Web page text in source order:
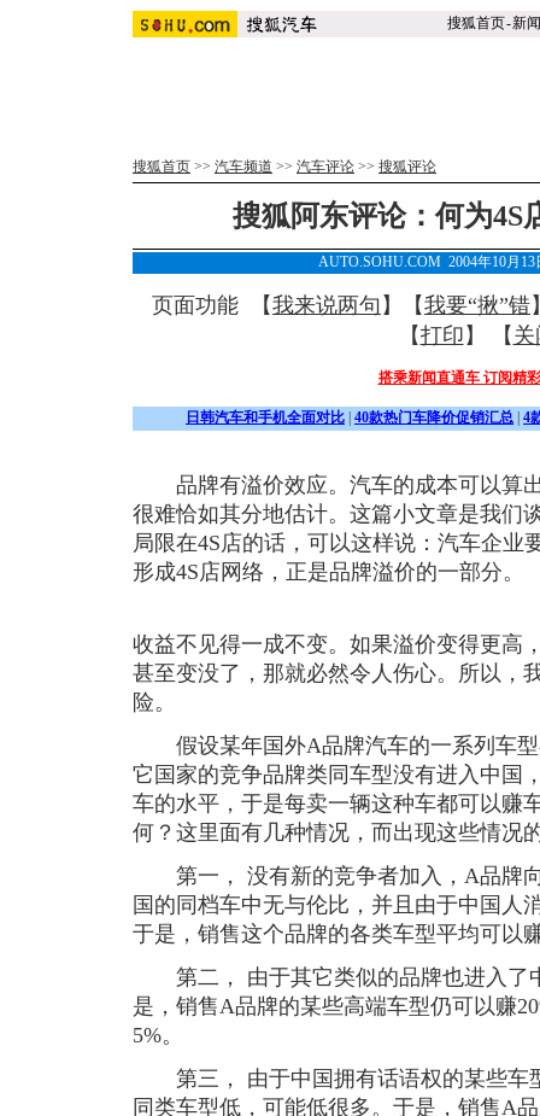
搜狐首页-新闻
搜狐首页 >> 汽车频道 >> 汽车评论 >> 搜狐评论
搜狐阿东评论：何为4S
AUTO.SOHU.COM 2004年10月
页面功能 【我来说两句 】【我要“揪”错
【打印 】 【 关
搭乘新闻直通车 订阅精
日韩汽车和手机全面对比 40款热门车降价促销汇总 4
品牌有溢价效应。汽车的成本可以算
很难恰如其分地估计。这篇小文章是我们
局限在4S店的话，可以这样说：汽车企业
形成4S店网络，正是品牌溢价的一部分。
收益不见得一成不变。如果溢价变得更高
甚至变没了，那就必然令人伤心。所以，
险。
假设某年国外A品牌汽车的一系列车型
它国家的竞争品牌类同车型没有进入中国
车的水平，于是每卖一辆这种车都可以赚
何？这里面有几种情况，而出现这些情况
第一， 没有新的竞争者加入，A品牌
国的同档车中无与伦比，并且由于中国人
于是，销售这个品牌的各类车型平均可以
第二， 由于其它类似的品牌也进入了
是，销售A品牌的某些高端车型仍可以赚
5%。
第三， 由于中国拥有话语权的某些车
同类车型低，可能低很多。于是，销售A